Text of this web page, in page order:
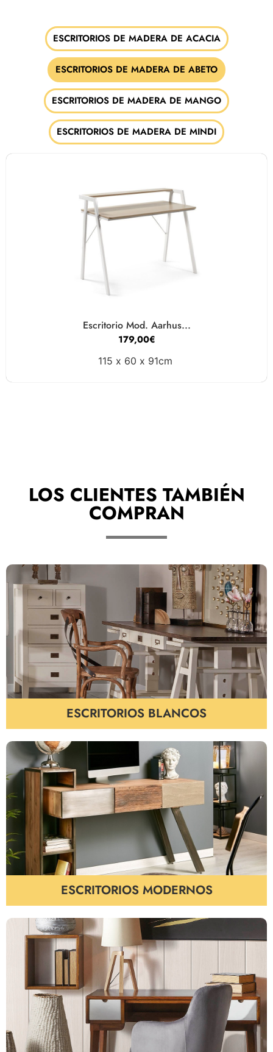
ESCRITORIOS DE MADERA DE ACACIA
ESCRITORIOS DE MADERA DE ABETO
ESCRITORIOS DE MADERA DE MANGO
ESCRITORIOS DE MADERA DE MINDI
Escritorio Mod. Aarhus...
179,00€
115 x 60 x 91cm
LOS CLIENTES TAMBIÉN
COMPRAN
ESCRITORIOS BLANCOS
ESCRITORIOS MODERNOS